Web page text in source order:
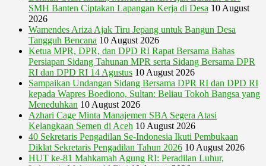
SMH Banten Ciptakan Lapangan Kerja di Desa 10 August
2026
Wamendes Ariza Ajak Tiru Jepang untuk Bangun Desa
Tangguh Bencana 10 August 2026
Ketua MPR, DPR, dan DPD RI Rapat Bersama Bahas
Persiapan Sidang Tahunan MPR serta Sidang Bersama DPR
RI dan DPD RI 14 Agustus 10 August 2026
Sampaikan Undangan Sidang Bersama DPR RI dan DPD RI
kepada Wapres Boediono, Sultan: Beliau Tokoh Bangsa yang
Meneduhkan 10 August 2026
Azhari Cage Minta Manajemen SBA Segera Atasi
Kelangkaan Semen di Aceh 10 August 2026
40 Sekretaris Pengadilan Se-Indonesia Ikuti Pembukaan
Diklat Sekretaris Pengadilan Tahun 2026 10 August 2026
HUT ke-81 Mahkamah Agung RI: Peradilan Luhur,